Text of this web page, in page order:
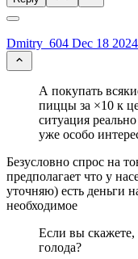
Dmitry_604 Dec 18
А покупать
пиццы за ×10 к
ситуация
уже особо
Безусловно спрос на
предполагает что у
уточняю) есть деньги
необходимое
Если вы
голода?